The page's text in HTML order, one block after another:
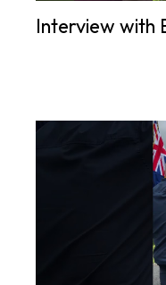
Interview with